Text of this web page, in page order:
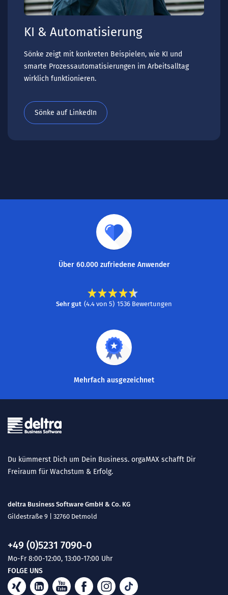
KI & Automatisierung
Sönke zeigt mit konkreten Beispielen, wie KI und
smarte Prozessautomatisierungen im Arbeitsalltag
wirklich funktionieren.
Sönke auf LinkedIn
Über 60.000 zufriedene Anwender
Sehr gut (4.4 von 5) 1536 Bewertungen
Mehrfach ausgezeichnet
Du kümmerst Dich um Dein Business. orgaMAX schafft Dir
Freiraum für Wachstum & Erfolg.
deltra Business Software GmbH & Co. KG
Gildestraße 9 | 32760 Detmold
+49 (0)5231 7090-0
Mo-Fr 8:00-12:00, 13:00-17:00 Uhr
FOLGE UNS